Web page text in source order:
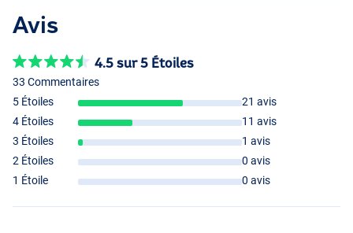
Avis
4.5 sur 5 Étoiles
33 Commentaires
5 Étoiles
21 avis
4 Étoiles
11 avis
3 Étoiles
1 avis
2 Étoiles
0 avis
1 Étoile
0 avis